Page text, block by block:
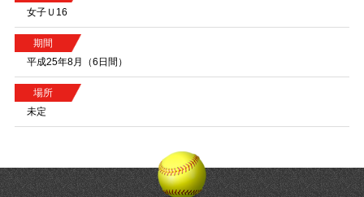
女子Ｕ16
期間
平成25年8月（6日間）
場所
未定